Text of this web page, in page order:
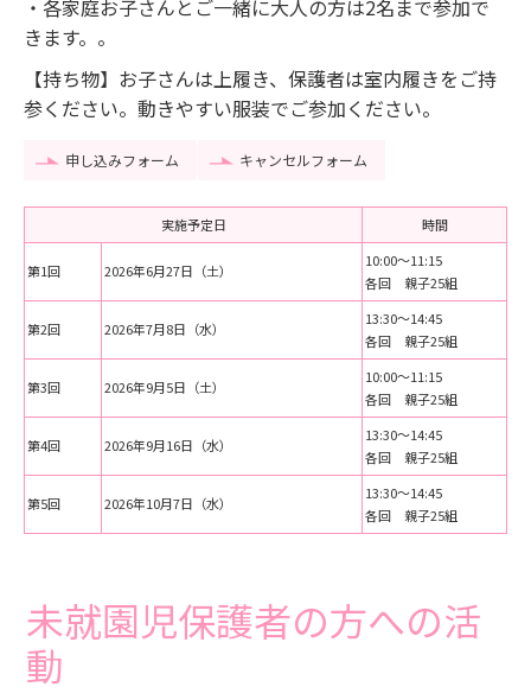
・各家庭お子さんとご一緒に大人の方は2名まで参加で
きます。。
【持ち物】お子さんは上履き、保護者は室内履きをご持
参ください。動きやすい服装でご参加ください。
申し込みフォーム キャンセルフォーム
実施予定日 時間
第1回 2026年6月27日（土）
10:00～11:15
各回 親子25組
第2回 2026年7月8日（水）
13:30～14:45
各回 親子25組
第3回 2026年9月5日（土）
10:00～11:15
各回 親子25組
第4回 2026年9月16日（水）
13:30～14:45
各回 親子25組
第5回 2026年10月7日（水）
13:30～14:45
各回 親子25組
未就園児保護者の方への活
動